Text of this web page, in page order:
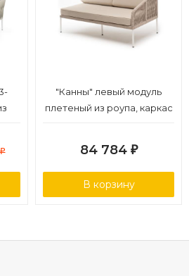
₽
"Канны" левый модуль
плетеный из роупа, каркас
ткань бежевая 15052
84 784 ₽
В корзину